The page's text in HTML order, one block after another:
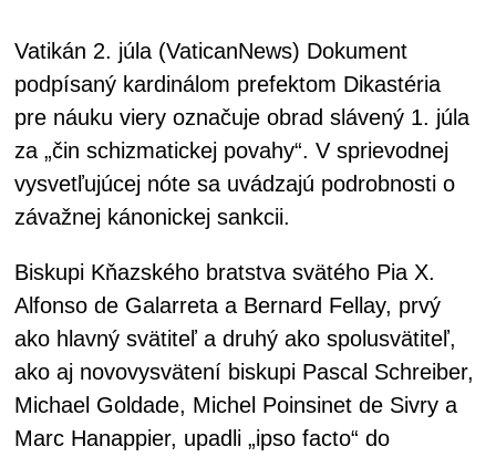
Vatikán 2. júla (VaticanNews) Dokument
podpísaný kardinálom prefektom Dikastéria
pre náuku viery označuje obrad slávený 1. júla
za „čin schizmatickej povahy“. V sprievodnej
vysvetľujúcej nóte sa uvádzajú podrobnosti o
závažnej kánonickej sankcii.
Biskupi Kňazského bratstva svätého Pia X.
Alfonso de Galarreta a Bernard Fellay, prvý
ako hlavný svätiteľ a druhý ako spolusvätiteľ,
ako aj novovysvätení biskupi Pascal Schreiber,
Michael Goldade, Michel Poinsinet de Sivry a
Marc Hanappier, upadli „ipso facto“ do